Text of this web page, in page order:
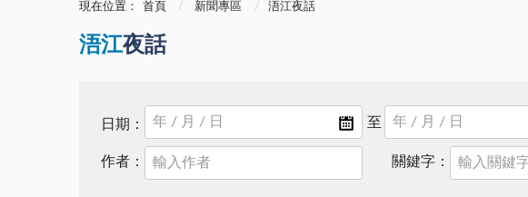
現在位置： 首頁 新聞專區 浯江夜話
浯江夜話
日期：
作者： 關鍵字：